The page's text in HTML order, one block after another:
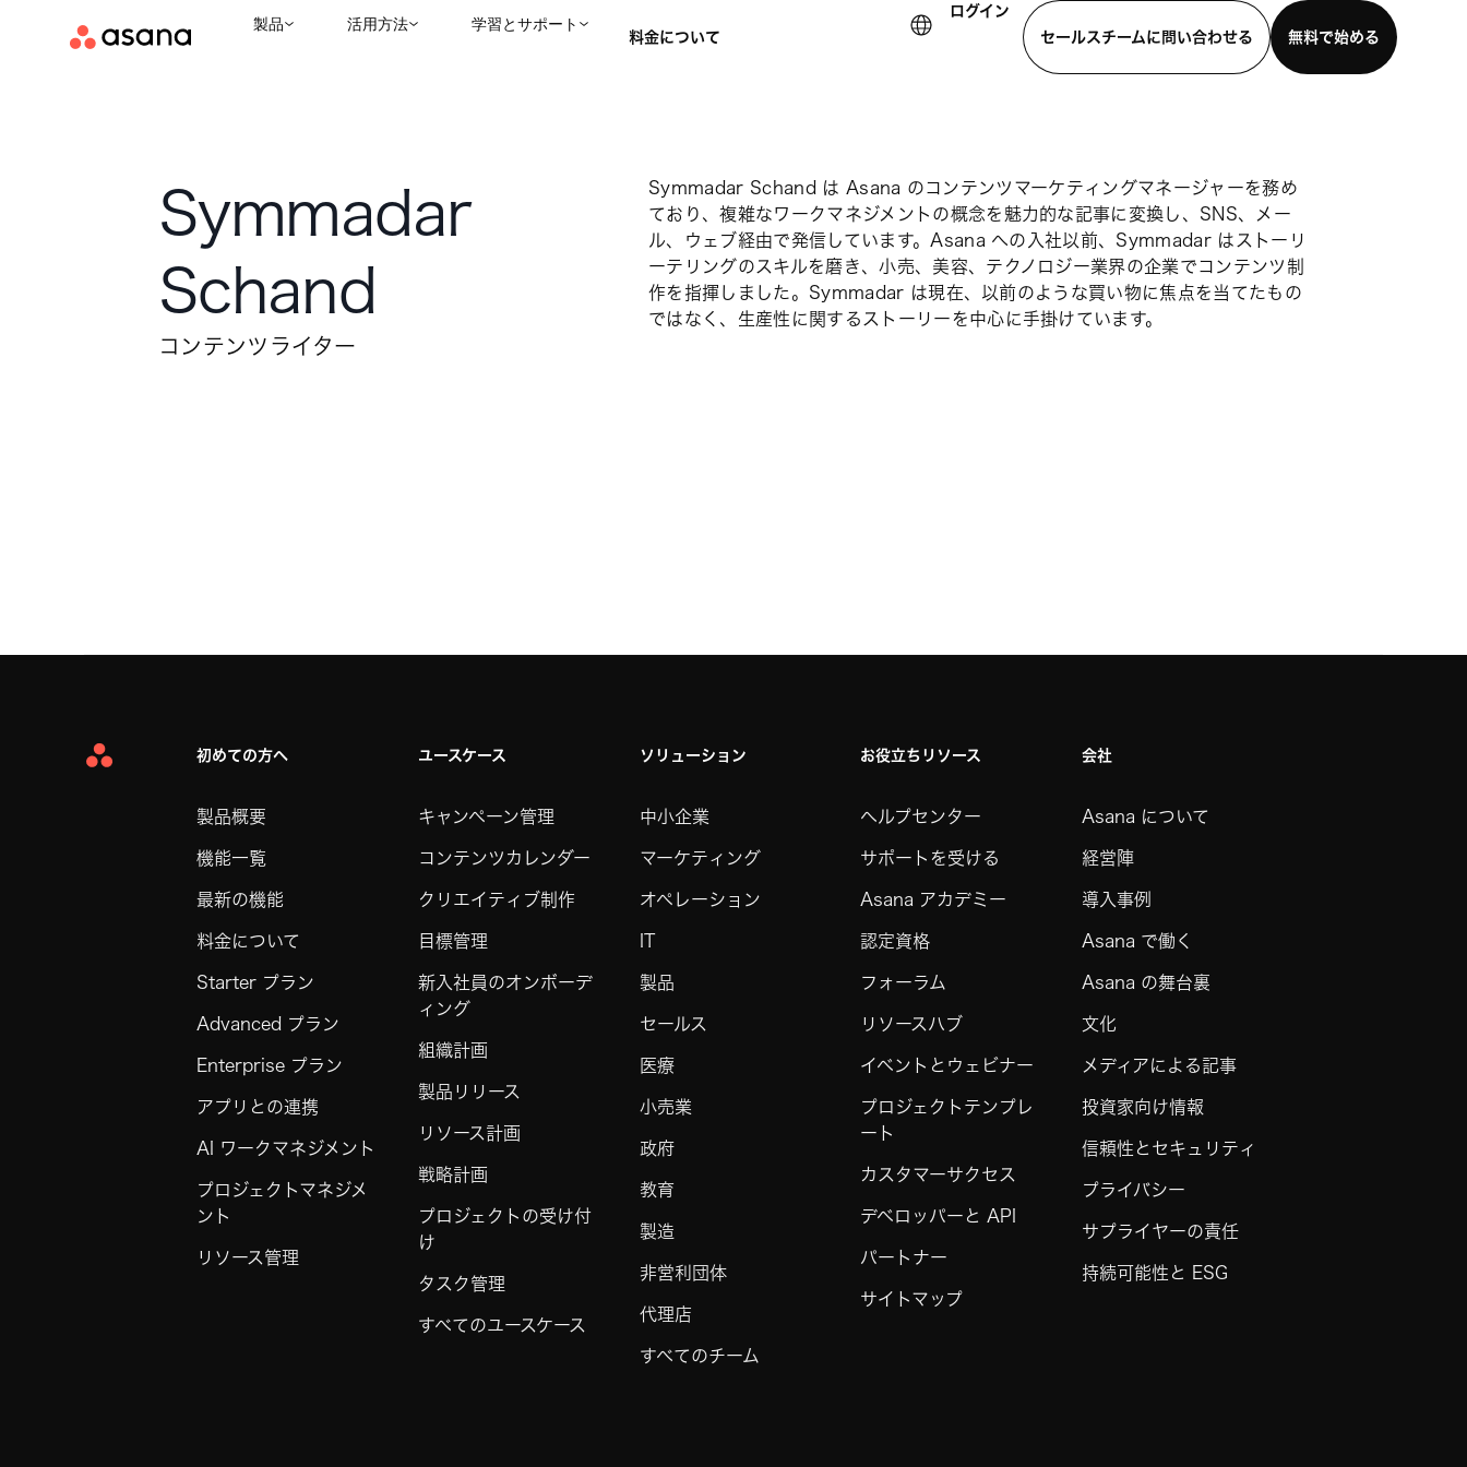
製品 活用方法 学習とサポート
料金について
ログイン
セールスチームに問い合わせる
無料で始める
Symmadar
Schand
コンテンツライター
Symmadar Schand は Asana のコンテンツマーケティングマネージャーを務め
ており、複雑なワークマネジメントの概念を魅力的な記事に変換し、SNS、メー
ル、ウェブ経由で発信しています。Asana への入社以前、Symmadar はストーリ
ーテリングのスキルを磨き、小売、美容、テクノロジー業界の企業でコンテンツ制
作を指揮しました。Symmadar は現在、以前のような買い物に焦点を当てたもの
ではなく、生産性に関するストーリーを中心に手掛けています。
Asana
初めての方へ
製品概要
機能一覧
最新の機能
料金について
Starter プラン
Advanced プラン
Enterprise プラン
アプリとの連携
AI ワークマネジメント
プロジェクトマネジメ
ント
リソース管理
ユースケース
キャンペーン管理
コンテンツカレンダー
クリエイティブ制作
目標管理
新入社員のオンボーデ
ィング
組織計画
製品リリース
リソース計画
戦略計画
プロジェクトの受け付
け
タスク管理
すべてのユースケース
ソリューション
中小企業
マーケティング
オペレーション
IT
製品
セールス
医療
小売業
政府
教育
製造
非営利団体
代理店
すべてのチーム
お役立ちリソース
ヘルプセンター
サポートを受ける
Asana アカデミー
認定資格
フォーラム
リソースハブ
イベントとウェビナー
プロジェクトテンプレ
ート
カスタマーサクセス
デベロッパーと API
パートナー
サイトマップ
会社
Asana について
経営陣
導入事例
Asana で働く
Asana の舞台裏
文化
メディアによる記事
投資家向け情報
信頼性とセキュリティ
プライバシー
サプライヤーの責任
持続可能性と ESG